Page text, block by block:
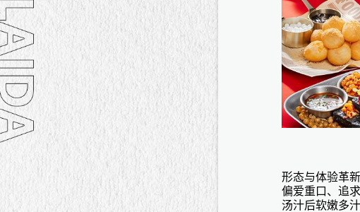
形态与体验革
偏爱重口、追
汤汁后软嫩多